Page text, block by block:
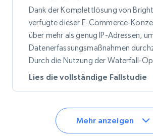
Dank der Komplettlösung von
verfügte dieser E-Commerce-
über mehr als genug IP-Adressen,
Datenerfassungsmaßnahmen
Durch die Nutzung der Waterfall-
Voreinstellung „Online-Shopping“ im
Lies die vollständige Fallstudie
Mehr anzeigen